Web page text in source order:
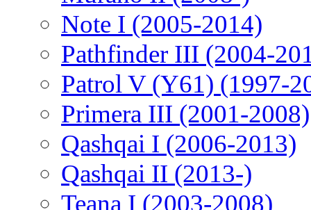
Note I (2005-2014)
Pathfinder III (2004-
Patrol V (Y61) (1997-
Primera III (2001-2008)
Qashqai I (2006-2013)
Qashqai II (2013-)
Teana I (2003-2008)